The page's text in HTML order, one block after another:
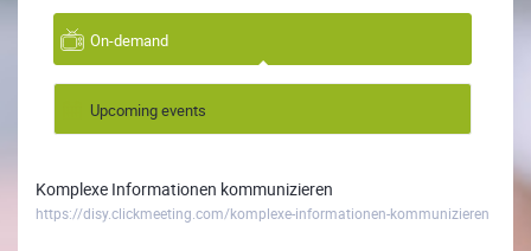
On-demand
Upcoming events
Komplexe Informationen kommunizieren
https://disy.clickmeeting.com/komplexe-informationen-kommunizieren